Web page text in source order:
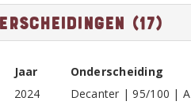
(17)
Jaar
Onderscheiding
2024
Decanter | 95/100 |